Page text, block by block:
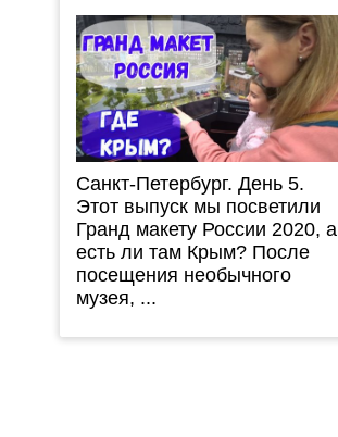
Санкт-Петербург. День 5.
Этот выпуск мы посветили
Гранд макету России 2020, а
есть ли там Крым? После
посещения необычного
музея, ...